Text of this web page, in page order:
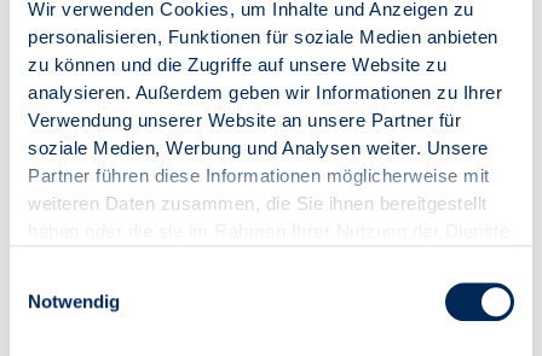
Wir verwenden Cookies, um Inhalte und Anzeigen zu
personalisieren, Funktionen für soziale Medien anbieten
zu können und die Zugriffe auf unsere Website zu
analysieren. Außerdem geben wir Informationen zu Ihrer
Verwendung unserer Website an unsere Partner für
soziale Medien, Werbung und Analysen weiter. Unsere
Partner führen diese Informationen möglicherweise mit
weiteren Daten zusammen, die Sie ihnen bereitgestellt
Notwendig
04.08.2026 News
Strom-Netzentgelte 2027:
Staatlicher Zuschuss soll sinken
Die Entlastung bei den Strom-Netzentgelten dürfte
weiterlesen